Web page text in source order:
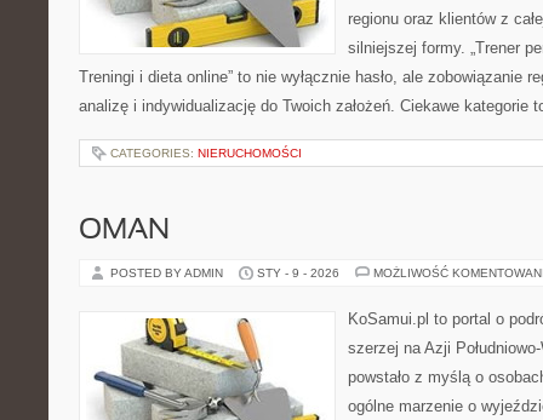
regionu oraz klientów z
silniejszej formy. „Trener
Treningi i dieta online” to nie wyłącznie hasło, ale zobowiązanie
analizę i indywidualizację do Twoich założeń. Ciekawe kategorie
CATEGORIES: NIERUCHOMOŚCI
OMAN
POSTED BY ADMIN STY - 9 - 2026 MOŻLIWOŚĆ
KoSamui.pl to portal o
szerzej na Azji
powstało z myślą o
ogólne marzenie o